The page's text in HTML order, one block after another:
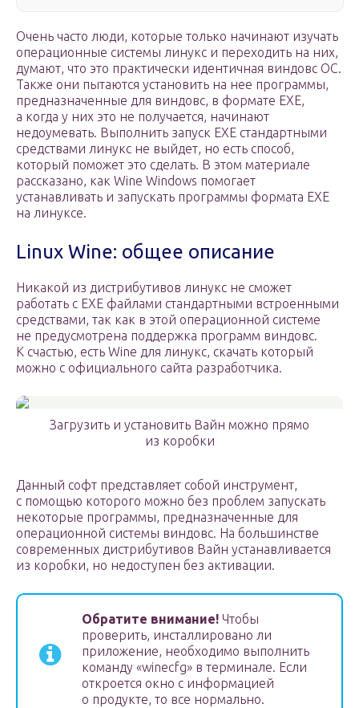
Очень часто люди, которые только начинают изучать
операционные системы линукс и переходить на них,
думают, что это практически идентичная виндовс ОС.
Также они пытаются установить на нее программы,
предназначенные для виндовс, в формате EXE,
а когда у них это не получается, начинают
недоумевать. Выполнить запуск EXE стандартными
средствами линукс не выйдет, но есть способ,
который поможет это сделать. В этом материале
рассказано, как Wine Windows помогает
устанавливать и запускать программы формата EXE
на линуксе.
Linux Wine: общее описание
Никакой из дистрибутивов линукс не сможет
работать с EXE файлами стандартными встроенными
средствами, так как в этой операционной системе
не предусмотрена поддержка программ виндовс.
К счастью, есть Wine для линукс, скачать который
можно с официального сайта разработчика.
Загрузить и установить Вайн можно прямо
из коробки
Данный софт представляет собой инструмент,
с помощью которого можно без проблем запускать
некоторые программы, предназначенные для
операционной системы виндовс. На большинстве
современных дистрибутивов Вайн устанавливается
из коробки, но недоступен без активации.
Обратите внимание! Чтобы
проверить, инсталлировано ли
приложение, необходимо выполнить
команду «winecfg» в терминале. Если
откроется окно с информацией
о продукте, то все нормально.